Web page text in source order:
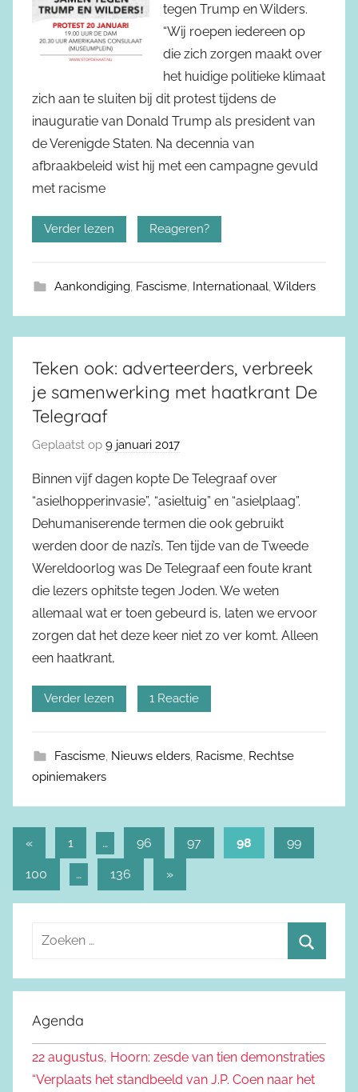
tegen Trump en Wilders.
“Wij roepen iedereen op
die zich zorgen maakt over
het huidige politieke klimaat
zich aan te sluiten bij dit protest tijdens de
inauguratie van Donald Trump als president van
de Verenigde Staten. Na decennia van
afbraakbeleid wist hij met een campagne gevuld
met racisme
Verder lezen Reageren?
Aankondiging, Fascisme, Internationaal,Wilders
Teken ook: adverteerders, verbreek
je samenwerking met haatkrant De
Telegraaf
Geplaatst op 9 januari 2017
Binnen vijf dagen kopte De Telegraaf over
“asielhopperinvasie”, “asieltuig” en “asielplaag”.
Dehumaniserende termen die ook gebruikt
werden door de nazi’s. Ten tijde van de Tweede
Wereldoorlog was De Telegraaf een foute krant
die lezers ophitste tegen Joden. We weten
allemaal wat er toen gebeurd is, laten we ervoor
zorgen dat het deze keer niet zo ver komt. Alleen
een haatkrant,
Verder lezen 1 Reactie
Fascisme, Nieuws elders, Racisme, Rechtse
opiniemakers
Berichtnavigatie
« Vorige
berichten
1 … 96 97 98 99
100 … 136
Volgende
»
e
e
n
o
e
n
Agenda
22 augustus, Hoorn: zesde van tien demonstraties
“Verplaats het standbeeld van J.P. Coen naar het